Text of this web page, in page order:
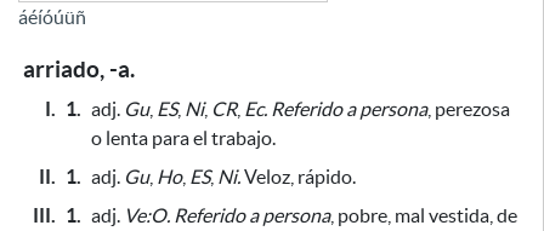
áéíóúüñ
arriado, -a.
I. 1. adj. Gu, ES, Ni, CR, Ec. Referido a persona, perezosa
o lenta para el trabajo.
II. 1. adj. Gu, Ho, ES, Ni.Veloz, rápido.
III. 1. adj. Ve:O. Referido a persona, pobre, mal vestida, de